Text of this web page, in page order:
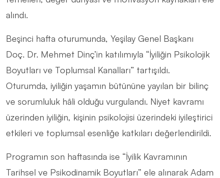
alındı.
Beşinci hafta oturumunda, Yeşilay Genel Başkanı
Doç. Dr. Mehmet Dinç’in katılımıyla “İyiliğin Psikolojik
Boyutları ve Toplumsal Kanalları” tartışıldı.
Oturumda, iyiliğin yaşamın bütününe yayılan bir bilinç
ve sorumluluk hâli olduğu vurgulandı. Niyet kavramı
üzerinden iyiliğin, kişinin psikolojisi üzerindeki iyileştirici
etkileri ve toplumsal esenliğe katkıları değerlendirildi.
Programın son haftasında ise “İyilik Kavramının
Tarihsel ve Psikodinamik Boyutları” ele alınarak Adam